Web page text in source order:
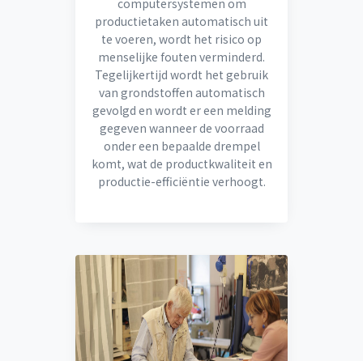
computersystemen om
productietaken automatisch uit
te voeren, wordt het risico op
menselijke fouten verminderd.
Tegelijkertijd wordt het gebruik
van grondstoffen automatisch
gevolgd en wordt er een melding
gegeven wanneer de voorraad
onder een bepaalde drempel
komt, wat de productkwaliteit en
productie-efficiëntie verhoogt.